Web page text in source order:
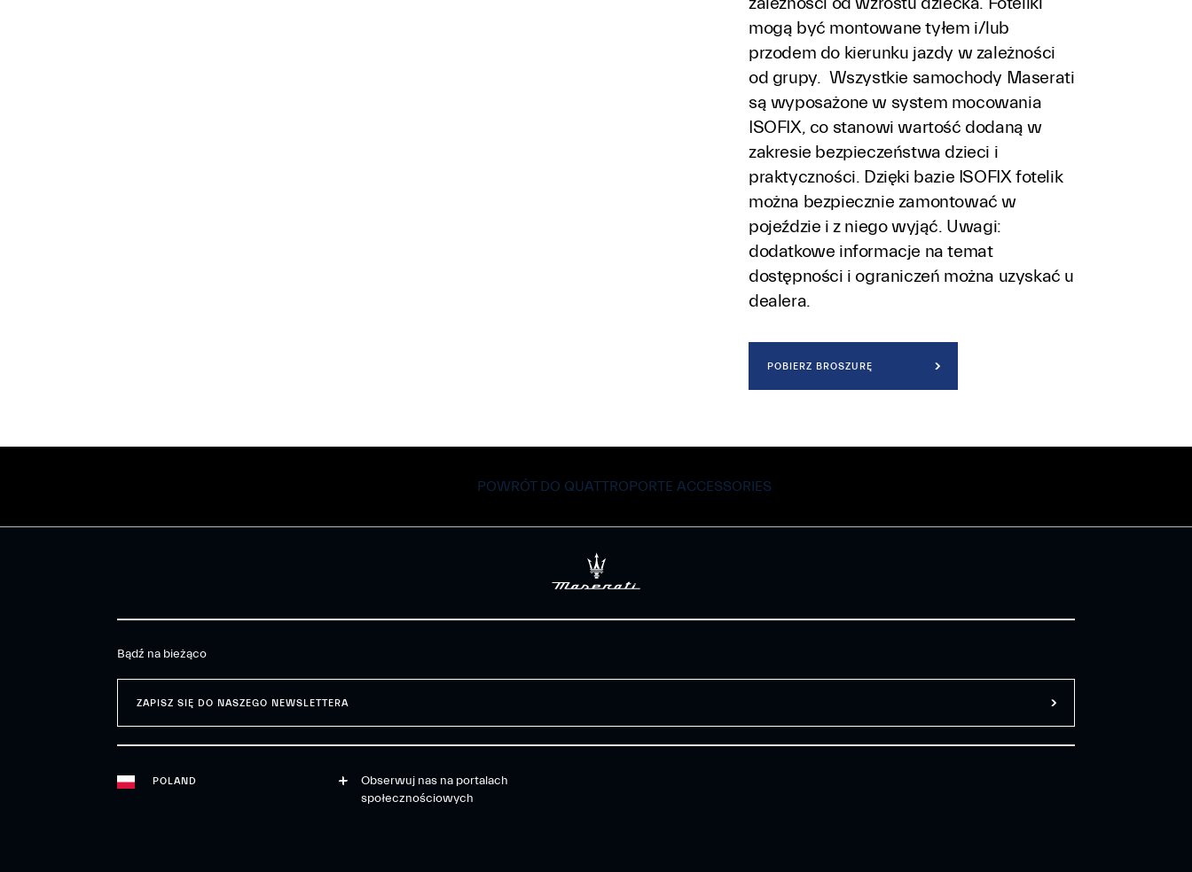
mogą być montowane tyłem i/lub
przodem do kierunku jazdy w zależności
od grupy. Wszystkie samochody Maserati
są wyposażone w system mocowania
ISOFIX, co stanowi wartość dodaną w
zakresie bezpieczeństwa dzieci i
praktyczności. Dzięki bazie ISOFIX fotelik
można bezpiecznie zamontować w
pojeździe i z niego wyjąć. Uwagi:
dodatkowe informacje na temat
dostępności i ograniczeń można uzyskać u
dealera.
POBIERZ BROSZURĘ
POWRÓT DO QUATTROPORTE ACCESSORIES
Bądź na bieżąco
ZAPISZ SIĘ DO NASZEGO NEWSLETTERA
POLAND
Obserwuj nas na portalach
społecznościowych